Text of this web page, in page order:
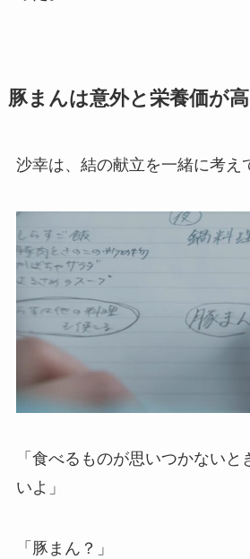
豚まんは意外と栄養価が
沙幸は、結の献立を一緒に考え
「食べるものが思いつかない
いよ」
「豚まん？」